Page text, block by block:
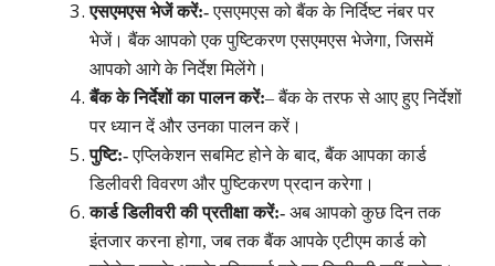
एसएमएस भेजें करें:-एसएमएस को बैंक के निर्दिष्ट नंबर पर
भेजें। बैंक आपको एक पुष्टिकरण एसएमएस भेजेगा, जिसमें
आपको आगे के निर्देश मिलेंगे।
बैंक के निर्देशों का पालन करें:– बैंक के तरफ से आए हुए निर्देशों
पर ध्यान दें और उनका पालन करें।
पुष्टि:-एप्लिकेशन सबमिट होने के बाद, बैंक आपका कार्ड
डिलीवरी विवरण और पुष्टिकरण प्रदान करेगा।
कार्ड डिलीवरी की प्रतीक्षा करें:- अब आपको कुछ दिन तक
इंतजार करना होगा, जब तक बैंक आपके एटीएम कार्ड को